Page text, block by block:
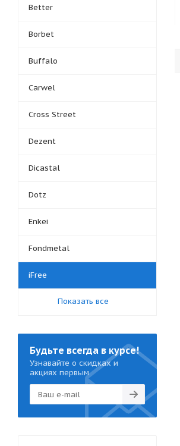
Better
Borbet
Buffalo
Carwel
Cross Street
Dezent
Dicastal
Dotz
Enkei
Fondmetal
iFree
Показать все
Будьте всегда в курсе!
Узнавайте о скидках и
акциях первым